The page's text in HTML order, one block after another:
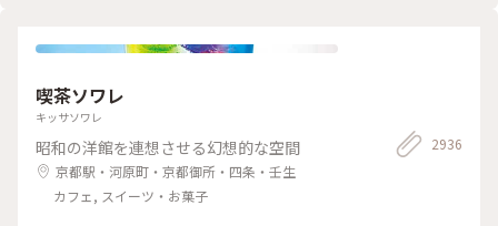
に幸せでした😊 ＊ ギャラリーでは風鈴展が🎐 陶器のブルーの
めぞの #梅園
しい 蜜がたっぷりのみたらし団子はやっぱり 美味しかったで
れます😊 店内の配置を変えられたようで✨ 奥の中庭前の席が2
人席になり 通い始めて幾数年 初めて窓際に座る事ができま
した😊 中庭がいい感じです😊🌳 ＊ うめぞのcafe＆galleryは
ちょっと甘い物が食べたいなぁーと 思う時に足が向いてしま
うお店です😊 #京都カフェ #パフェ活2024 #みたらし団子 #秋
の彩り #クラシカルな街 #私の好きな京都
喫茶ソワレ
キッサソワレ
昭和の洋館を連想させる幻想的な空間
京都駅・河原町・京都御所・四条・壬生
カフェ, スイーツ・お菓子
2936